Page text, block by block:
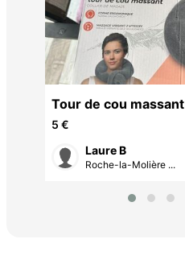
Tour de cou massant
5 €
Laure B
Roche-la-Molière ...